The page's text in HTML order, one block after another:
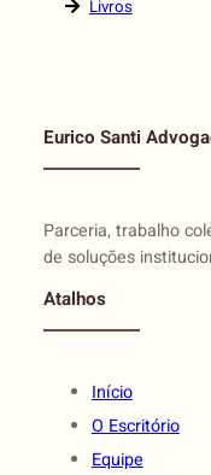
Livros
Eurico Santi
Parceria, trabalho
de soluções
Atalhos
Início
O Escritório
Equipe